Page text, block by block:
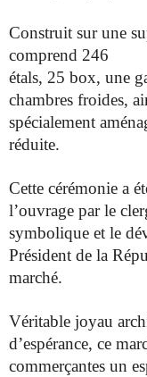
Construit sur une
comprend 246
étals, 25 box, une
chambres froides,
spécialement
réduite.
Cette cérémonie a
l’ouvrage par le
symbolique et le
Président de la
marché.
Véritable joyau
d’espérance, ce
commerçantes un